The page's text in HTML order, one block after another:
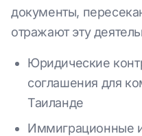
документы,
отражают эту
Юридические
соглашения для
Таиланде
Иммиграционные